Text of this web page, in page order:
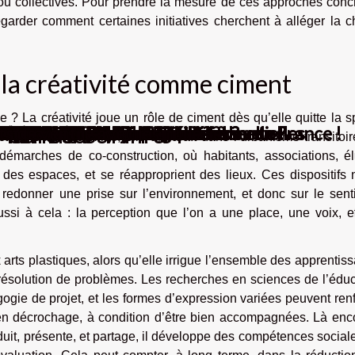
comment certaines initiatives cherchent à alléger la
créativité comme ciment
? La créativité joue un rôle de ciment dès qu’elle quitte la
Dans les villes, elle apparaît dans l’urbanisme
de co-construction, où habitants, associations,
espaces, et se réapproprient des lieux. Ces dispositifs
une prise sur l’environnement, et donc sur le
à cela : la perception que l’on a une place, une voix,
plastiques, alors qu’elle irrigue l’ensemble des
de problèmes. Les recherches en sciences de
de projet, et les formes d’expression variées peuvent
décrochage, à condition d’être bien accompagnées. Là
présente, et partage, il développe des compétences
pour un salon unique
sur nos jus modernes
une pièce
votre jeu ?
en ligne ?
? un chèque bancaire ?
qu’une banque traditionnelle ?
suivre pour son traitement ?
prendre ?
Corona virus : des inquiétudes en France !
visage
freelance ?
bien-être en ligne
sur le marché immobilier ?
? le couple
dans une décoration
? les CFDde forme ?
? à remplir ?
bonne lunette de battue ?
prépayée
qualité ?
débouchés ?
de management ?
un bon choix
la ville de Lyon ?
fiançailles
?appartement
repas pour son enfant ?
intérieur ?
Ajaccio ?
?l'hébergement sur serveur
sur internet ?
internet ?
? en ligne ?
en France
?
pince à banane pour vos cheveux
: Quel site privilégié ?
existant ?
plus sur les penny stocks
achat immobilier
garde?en ligne
l’homme ?
Corée du Sud.
portail fabriqué en fer ?
en ligne
le sommeil ?
de poids.
de ventre avec les huiles essentielles